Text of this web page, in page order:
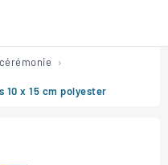
10 x 15 cm polyester